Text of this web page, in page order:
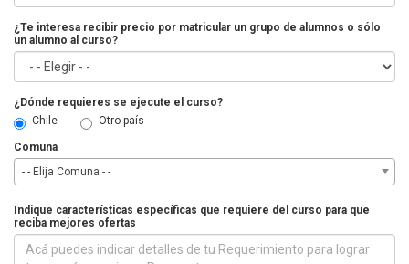
¿Te interesa recibir precio por matricular un grupo de alumnos o sólo
un alumno al curso?
¿Dónde requieres se ejecute el curso?
Chile
Otro país
Comuna
- - Elija Comuna - -
Indique características específicas que requiere del curso para que
reciba mejores ofertas